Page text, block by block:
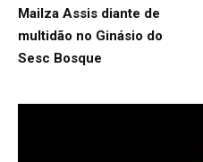
Mailza Assis diante de
multidão no Ginásio do
Sesc Bosque